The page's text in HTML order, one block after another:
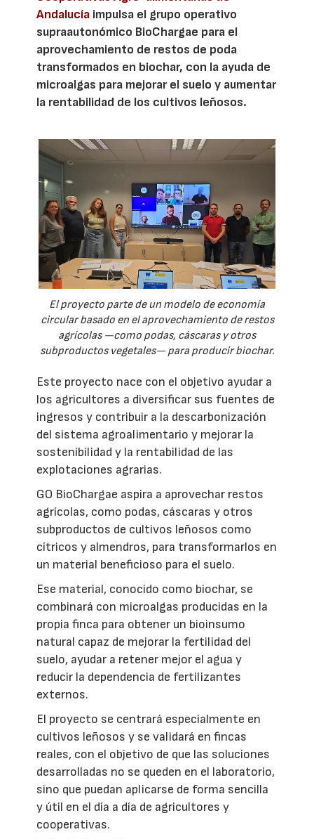
Andalucía impulsa el grupo operativo
supraautonómico BioChargae para el
aprovechamiento de restos de poda
transformados en biochar, con la ayuda de
microalgas para mejorar el suelo y aumentar
la rentabilidad de los cultivos leñosos.
El proyecto parte de un modelo de economía
circular basado en el aprovechamiento de restos
agrícolas —como podas, cáscaras y otros
subproductos vegetales— para producir biochar.
Este proyecto nace con el objetivo ayudar a
los agricultores a diversificar sus fuentes de
ingresos y contribuir a la descarbonización
del sistema agroalimentario y mejorar la
sostenibilidad y la rentabilidad de las
explotaciones agrarias.
GO BioChargae aspira a aprovechar restos
agrícolas, como podas, cáscaras y otros
subproductos de cultivos leñosos como
cítricos y almendros, para transformarlos en
un material beneficioso para el suelo.
Ese material, conocido como biochar, se
combinará con microalgas producidas en la
propia finca para obtener un bioinsumo
natural capaz de mejorar la fertilidad del
suelo, ayudar a retener mejor el agua y
reducir la dependencia de fertilizantes
externos.
El proyecto se centrará especialmente en
cultivos leñosos y se validará en fincas
reales, con el objetivo de que las soluciones
desarrolladas no se queden en el laboratorio,
sino que puedan aplicarse de forma sencilla
y útil en el día a día de agricultores y
cooperativas.